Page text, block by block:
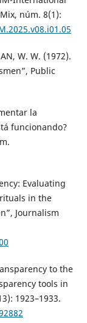
núm. 8(1):
W. W. (1972).
Public
la
funcionando?
Evaluating
in the
Journalism
to the
tools in
1923–1933.